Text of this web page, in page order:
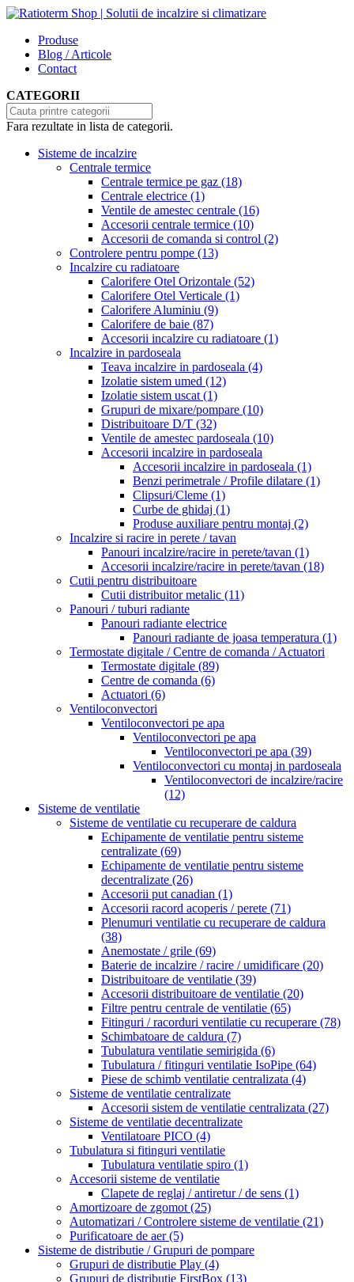
Produse
Blog / Articole
Contact
CATEGORII
Fara rezultate in lista de categorii.
Sisteme de incalzire
Centrale termice
Centrale termice pe gaz (18)
Centrale electrice (1)
Ventile de amestec centrale (16)
Accesorii centrale termice (10)
Accesorii de comanda si control (2)
Controlere pentru pompe (13)
Incalzire cu radiatoare
Calorifere Otel Orizontale (52)
Calorifere Otel Verticale (1)
Calorifere Aluminiu (9)
Calorifere de baie (87)
Accesorii incalzire cu radiatoare (1)
Incalzire in pardoseala
Teava incalzire in pardoseala (4)
Izolatie sistem umed (12)
Izolatie sistem uscat (1)
Grupuri de mixare/pompare (10)
Distribuitoare D/T (32)
Ventile de amestec pardoseala (10)
Accesorii incalzire in pardoseala
Accesorii incalzire in pardoseala (1)
Benzi perimetrale / Profile dilatare (1)
Clipsuri/Cleme (1)
Curbe de ghidaj (1)
Produse auxiliare pentru montaj (2)
Incalzire si racire in perete / tavan
Panouri incalzire/racire in perete/tavan (1)
Accesorii incalzire/racire in perete/tavan (18)
Cutii pentru distribuitoare
Cutii distribuitor metalic (11)
Panouri / tuburi radiante
Panouri radiante electrice
Panouri radiante de joasa temperatura (1)
Termostate digitale / Centre de comanda / Actuatori
Termostate digitale (89)
Centre de comanda (6)
Actuatori (6)
Ventiloconvectori
Ventiloconvectori pe apa
Ventiloconvectori pe apa
Ventiloconvectori pe apa (39)
Ventiloconvectori cu montaj in pardoseala
Ventiloconvectori de incalzire/racire
(12)
Sisteme de ventilatie
Sisteme de ventilatie cu recuperare de caldura
Echipamente de ventilatie pentru sisteme
centralizate (69)
Echipamente de ventilatie pentru sisteme
decentralizate (26)
Accesorii put canadian (1)
Accesorii racord acoperis / perete (71)
Plenumuri ventilatie cu recuperare de caldura
(38)
Anemostate / grile (69)
Baterie de incalzire / racire / umidificare (20)
Distribuitoare de ventilatie (39)
Accesorii distribuitoare de ventilatie (20)
Filtre pentru centrale de ventilatie (65)
Fitinguri / racorduri ventilatie cu recuperare (78)
Schimbatoare de caldura (7)
Tubulatura ventilatie semirigida (6)
Tubulatura / fitinguri ventilatie IsoPipe (64)
Piese de schimb ventilatie centralizata (4)
Sisteme de ventilatie centralizate
Accesorii sistem de ventilatie centralizata (27)
Sisteme de ventilatie decentralizate
Ventilatoare PICO (4)
Tubulatura si fitinguri ventilatie
Tubulatura ventilatie spiro (1)
Accesorii sisteme de ventilatie
Clapete de reglaj / antiretur / de sens (1)
Amortizoare de zgomot (25)
Automatizari / Controlere sisteme de ventilatie (21)
Purificatoare de aer(5)
Sisteme de distributie / Grupuri de pompare
Grupuri de distributie Play (4)
Grupuri de distributie FirstBox (13)